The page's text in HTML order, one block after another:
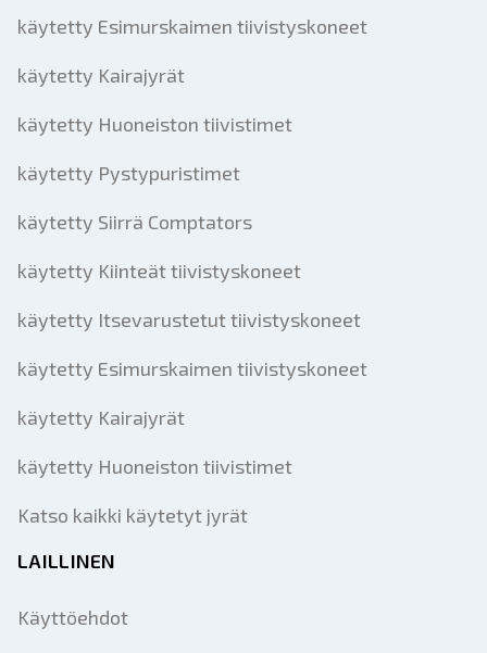
käytetty Esimurskaimen tiivistyskoneet
käytetty Kairajyrät
käytetty Huoneiston tiivistimet
käytetty Pystypuristimet
käytetty Siirrä Comptators
käytetty Kiinteät tiivistyskoneet
käytetty Itsevarustetut tiivistyskoneet
käytetty Esimurskaimen tiivistyskoneet
käytetty Kairajyrät
käytetty Huoneiston tiivistimet
Katso kaikki käytetyt jyrät
LAILLINEN
Käyttöehdot